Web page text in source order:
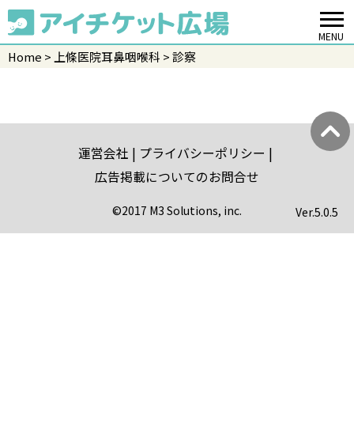
MENU
Home 上條医院耳鼻咽喉科 診察
運営会社
プライバシーポリシー
広告掲載についてのお問合せ
©2017 M3 Solutions, inc. Ver.5.0.5